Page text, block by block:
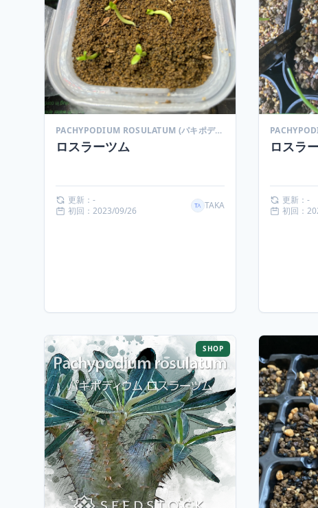
PACHYPODIUM ROSULATUM (パキポディウム ロスラーツム)
ロスラーツム
更新：-
初回：2023/09/26
TAKA
ロスラ
更新：-
初回：
SHOP